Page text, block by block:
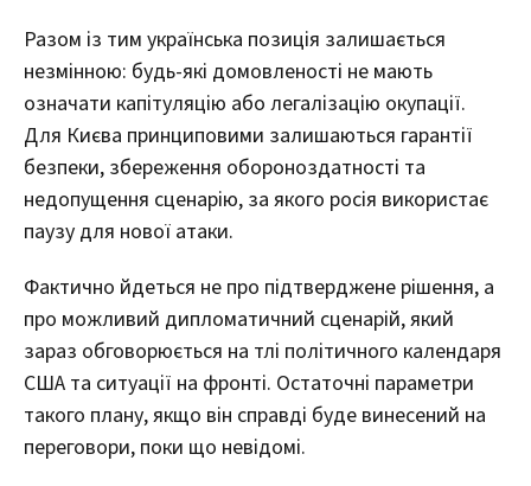
Разом із тим українська позиція залишається
незмінною: будь-які домовленості не мають
означати капітуляцію або легалізацію окупації.
Для Києва принциповими залишаються гарантії
безпеки, збереження обороноздатності та
недопущення сценарію, за якого росія використає
паузу для нової атаки.
Фактично йдеться не про підтверджене рішення, а
про можливий дипломатичний сценарій, який
зараз обговорюється на тлі політичного календаря
США та ситуації на фронті. Остаточні параметри
такого плану, якщо він справді буде винесений на
переговори, поки що невідомі.